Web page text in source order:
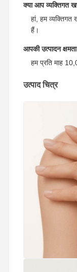
14CT स्वर्ण कंगन
14K सोने से मढ़वा
अनुकूलित प्लैटिनम
क्या आप व्यक्तिगत
हां, हम व्यक्तिगत
हैं।
आपकी उत्पादन
हम प्रति माह
उत्पाद चित्र